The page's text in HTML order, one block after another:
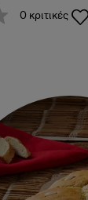
0 κριτικές